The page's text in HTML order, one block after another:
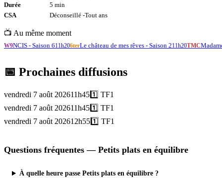
Durée
5 min
CSA
Déconseillé -Tout ans
📺 Au même moment
W9NCIS - Saison 611h206terLe château de mes rêves - Saison 211h20TMC
📅 Prochaines diffusions
vendredi 7 août 202611h451️⃣ TF1
vendredi 7 août 202611h451️⃣ TF1
vendredi 7 août 202612h551️⃣ TF1
Questions fréquentes — Petits plats en équilibre
À quelle heure passe Petits plats en équilibre ?